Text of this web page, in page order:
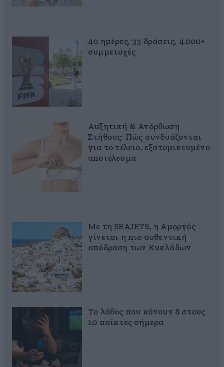
40 ημέρες, 33 δράσεις, 4.000+
συμμετοχές
Αυξητική & Ανόρθωση
Στήθους: Πώς συνδυάζονται
για το τέλειο, εξατομικευμένο
αποτέλεσμα
Με τη SEAJETS, η Αμοργός
γίνεται η πιο αυθεντική
απόδραση των Κυκλάδων
Το λάθος που κάνουν 8 στους
10 παίκτες σήμερα